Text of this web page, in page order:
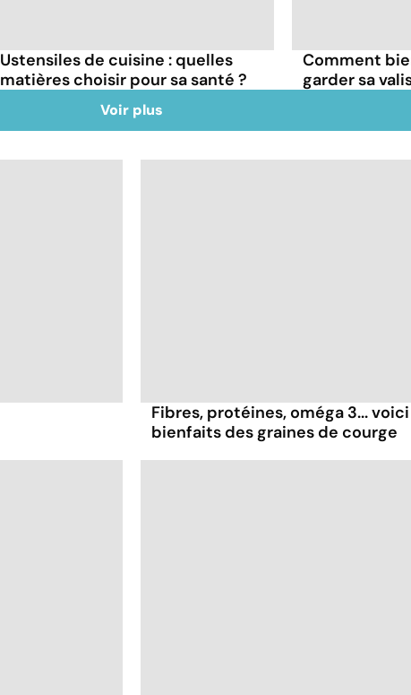
Ustensiles de cuisine : quelles
matières choisir pour sa santé ?
Comment
garder sa
Voir plus
Fibres, protéines, oméga 3...
bienfaits des graines de courge